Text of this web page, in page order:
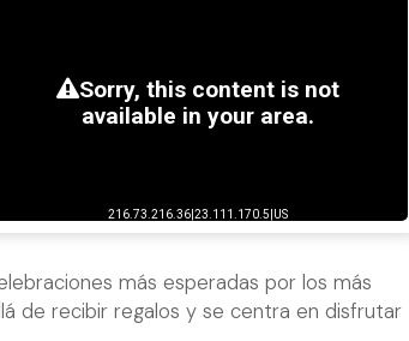
más esperadas por los más
de recibir regalos y se centra en disfrutar